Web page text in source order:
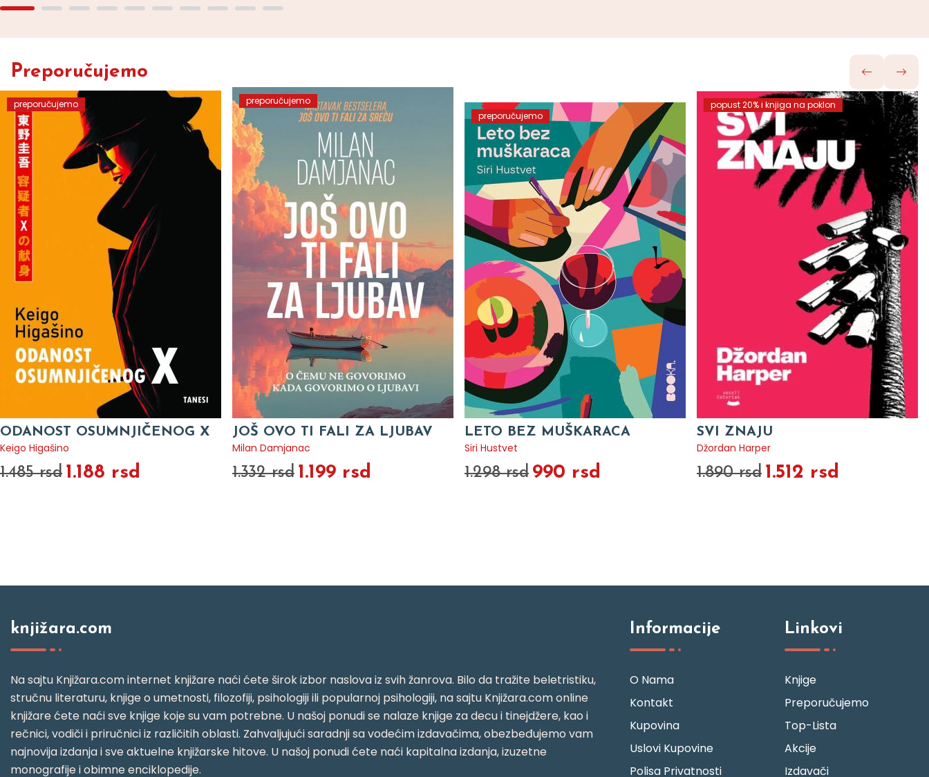
Preporučujemo
preporučujemo
ODANOST OSUMNJIČENOG X
Keigo Higašino
1.485 rsd 1.188 rsd
preporučujemo
JOŠ OVO TI FALI ZA LJUBAV
Milan Damjanac
1.332 rsd 1.199 rsd
preporučujemo
LETO BEZ MUŠKARACA
Siri Hustvet
1.298 rsd 990 rsd
popust 20% i knjiga na poklon
SVI ZNAJU
Džordan Harper
1.890 rsd 1.512 rsd
knjižara.com
Na sajtu Knjižara.com internet knjižare naći ćete širok izbor naslova iz svih žanrova. Bilo da tražite beletristiku,
stručnu literaturu, knjige o umetnosti, filozofiji, psihologiji ili popularnoj psihologiji, na sajtu Knjižara.com online
knjižare ćete naći sve knjige koje su vam potrebne. U našoj ponudi se nalaze knjige za decu i tinejdžere, kao i
rečnici, vodiči i priručnici iz različitih oblasti. Zahvaljujući saradnji sa vodećim izdavačima, obezbeđujemo vam
najnovija izdanja i sve aktuelne knjižarske hitove. U našoj ponudi ćete naći kapitalna izdanja, izuzetne
monografije i obimne enciklopedije.
Informacije
O Nama
Kontakt
Kupovina
Uslovi Kupovine
Polisa Privatnosti
Linkovi
Knjige
Preporučujemo
Top-Lista
Akcije
Izdavači